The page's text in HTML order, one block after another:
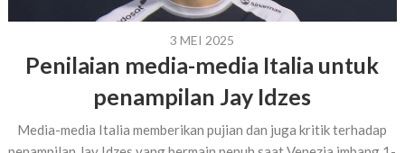
3 MEI 2025
Penilaian media-media Italia untuk
penampilan Jay Idzes
Media-media Italia memberikan pujian dan juga kritik terhadap